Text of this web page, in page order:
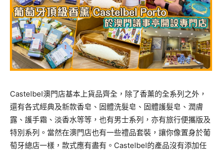
Castelbel澳門店基本上貨品齊全，除了香薰的全系列之外，
還有各式經典及新款香皂、固體洗髮皂、固體護髮皂、潤膚
露、護手霜、淡香水等等，也有男士系列，亦有旅行便攜版及
特別系列。當然在澳門店也有一些禮品套裝，讓你像置身於葡
萄牙總店一樣，款式應有盡有。Castelbel的產品沒有添加任